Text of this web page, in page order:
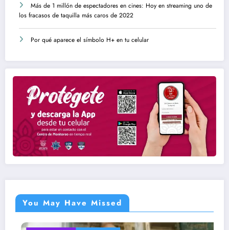
Más de 1 millón de espectadores en cines: Hoy en streaming uno de
los fracasos de taquilla más caros de 2022
Por qué aparece el símbolo H+ en tu celular
You May Have Missed